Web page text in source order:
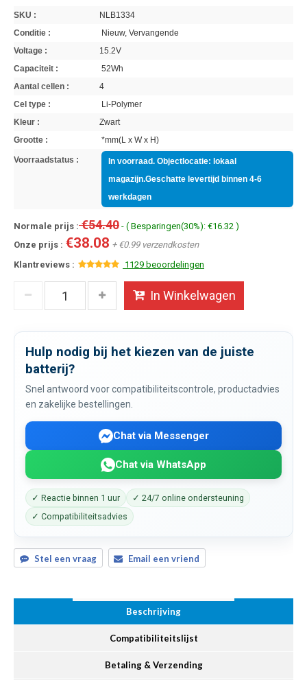
SKU :
NLB1334
Conditie :
Nieuw, Vervangende
Voltage :
15.2V
Capaciteit :
52Wh
Aantal cellen :
4
Cel type :
Li-Polymer
Kleur :
Zwart
Grootte :
*mm(L x W x H)
Voorraadstatus :
In voorraad. Objectlocatie: lokaal
magazijn.Geschatte levertijd binnen 4-6
werkdagen
Normale prijs :€54.40 - ( Besparingen(30%): €16.32 )
Onze prijs : €38.08 + €0.99 verzendkosten
Klantreviews :
1129 beoordelingen
In Winkelwagen
Hulp nodig bij het kiezen van de juiste
batterij?
Snel antwoord voor compatibiliteitscontrole, productadvies
en zakelijke bestellingen.
Chat via Messenger
Chat via WhatsApp
✓ Reactie binnen 1 uur
✓ 24/7 online ondersteuning
✓ Compatibiliteitsadvies
Stel een vraag Email een vriend
Beschrijving
Compatibiliteitslijst
Betaling & Verzending